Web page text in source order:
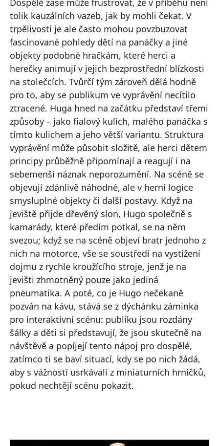
Dospělé zase může frustrovat, že v příběhu není
tolik kauzálních vazeb, jak by mohli čekat. V
trpělivosti je ale často mohou povzbuzovat
fascinované pohledy dětí na panáčky a jiné
objekty podobné hračkám, které herci a
herečky animují v jejich bezprostřední blízkosti
na stolečcích. Tvůrčí tým zároveň dělá hodně
pro to, aby se publikum ve vyprávění necítilo
ztracené. Huga hned na začátku představí třemi
způsoby – jako fialový kulich, malého panáčka s
tímto kulichem a jeho větší variantu. Struktura
vyprávění může působit složitě, ale herci dětem
principy průběžně připomínají a reagují i na
sebemenší náznak neporozumění. Na scéně se
objevují zdánlivě náhodné, ale v herní logice
smysluplné objekty či další postavy. Když na
jeviště přijde dřevěný slon, Hugo společně s
kamarády, které předím potkal, se na něm
svezou; když se na scéně objeví bratr jednoho z
nich na motorce, vše se soustředí na vystižení
dojmu z rychle kroužícího stroje, jenž je na
jevišti zhmotněný pouze jako jediná
pneumatika. A poté, co je Hugo nečekaně
pozván na kávu, stává se z dýchánku záminka
pro interaktivní scénu: publiku jsou rozdány
šálky a děti si představují, že jsou skutečně na
návštěvě a popíjejí tento nápoj pro dospělé,
zatímco ti se baví situací, kdy se po nich žádá,
aby s vážností usrkávali z miniaturních hrníčků,
pokud nechtějí scénu pokazit.